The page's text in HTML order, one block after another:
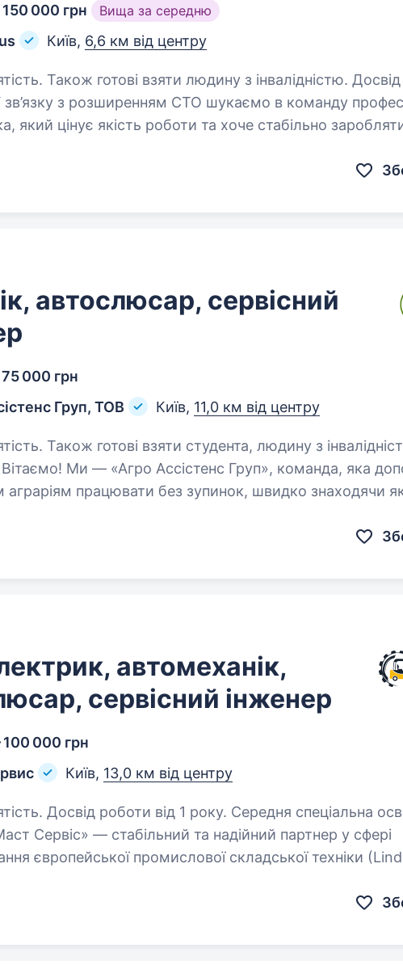
000 грн Вища за середню
Київ, 6,6 км від центру
Також готові взяти людину з інвалідністю.
який цінує якість роботи та хоче стабільно
автослюсар, сервісний
000 грн
Груп, ТОВ
Київ, 11,0 км від центру
Також готові взяти студента, людину з
аграріям працювати без зупинок, швидко знаходячи
автомеханік,
сервісний інженер
000 грн
Київ, 13,0 км від центру
Досвід роботи від 1 року. Середня спеціальна
Сервіс» — стабільний та надійний партнер у сфері
європейської промислової складської техніки